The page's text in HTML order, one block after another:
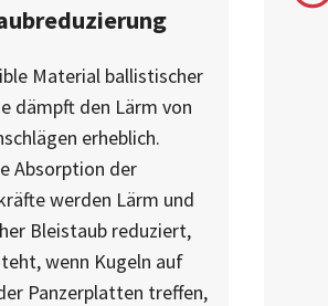
Material ballistischer
dämpft den Lärm von
erheblich.
Absorption der
werden Lärm und
Bleistaub reduziert,
wenn Kugeln auf
Panzerplatten treffen,